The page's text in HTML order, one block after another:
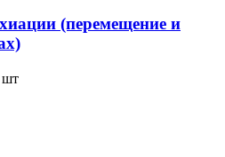
(перемещение и
шт